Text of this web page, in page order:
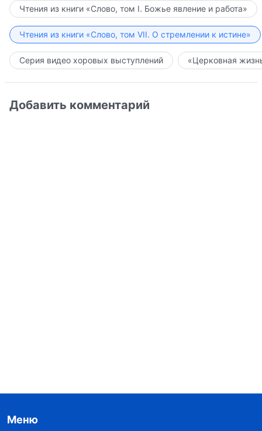
Чтения из книги «Слово, том I. Божье явление и работа»
Чтения из книги «Слово, том VII. О стремлении к истине»
Серия видео хоровых выступлений «Церковная
Добавить комментарий
Меню